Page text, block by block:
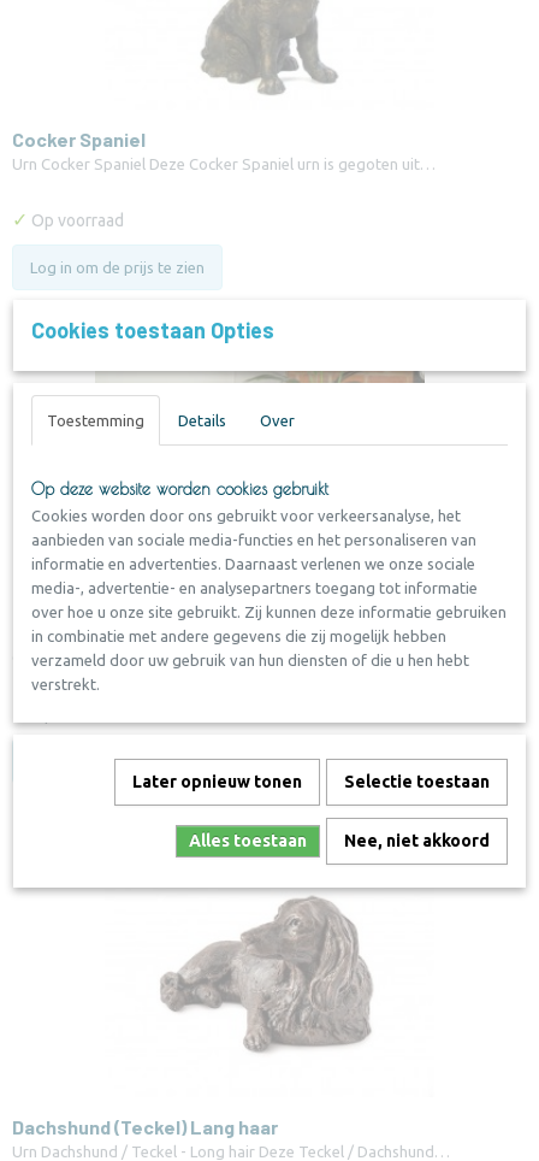
Cocker Spaniel
Urn Cocker Spaniel Deze Cocker Spaniel urn is gegoten uit…
✓ Op voorraad
Log in om de prijs te zien
Cockapoo Urn
Cockapoo Urn Ook in Nederland is de Cockapoo steeds meer te…
Log in om de prijs te zien
Dachshund (Teckel) Lang haar
Urn Dachshund / Teckel - Long hair Deze Teckel / Dachshund…
Cookies toestaan Opties
Toestemming Details Over
Op deze website worden cookies gebruikt
Cookies worden door ons gebruikt voor verkeersanalyse, het
aanbieden van sociale media-functies en het personaliseren van
informatie en advertenties. Daarnaast verlenen we onze sociale
media-, advertentie- en analysepartners toegang tot informatie
over hoe u onze site gebruikt. Zij kunnen deze informatie gebruiken
in combinatie met andere gegevens die zij mogelijk hebben
verzameld door uw gebruik van hun diensten of die u hen hebt
verstrekt.
Later opnieuw tonen Selectie toestaan
Alles toestaan Nee, niet akkoord